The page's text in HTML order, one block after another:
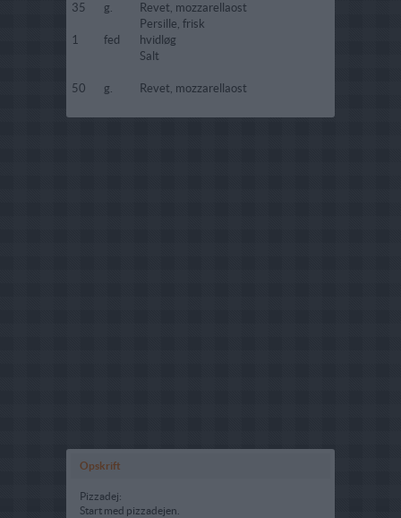
35
g.
Revet, mozzarellaost
Persille, frisk
1
fed
hvidløg
Salt
50 g. Revet, mozzarellaost
Opskrift
Pizzadej:
Start med pizzadejen.